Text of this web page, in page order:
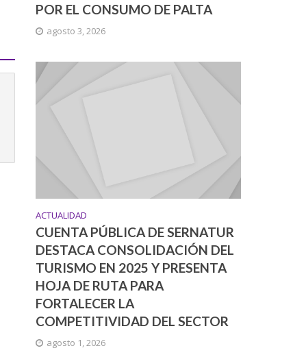
POR EL CONSUMO DE PALTA
agosto 3, 2026
ACTUALIDAD
CUENTA PÚBLICA DE SERNATUR
DESTACA CONSOLIDACIÓN DEL
TURISMO EN 2025 Y PRESENTA
HOJA DE RUTA PARA
FORTALECER LA
COMPETITIVIDAD DEL SECTOR
agosto 1, 2026